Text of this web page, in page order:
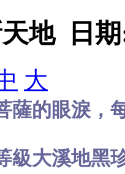
地 日期
大
薩的眼淚，
級大溪地黑